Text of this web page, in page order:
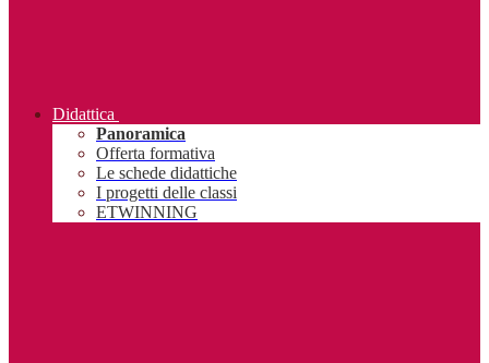
Didattica
Panoramica
Offerta formativa
Le schede didattiche
I progetti delle classi
ETWINNING